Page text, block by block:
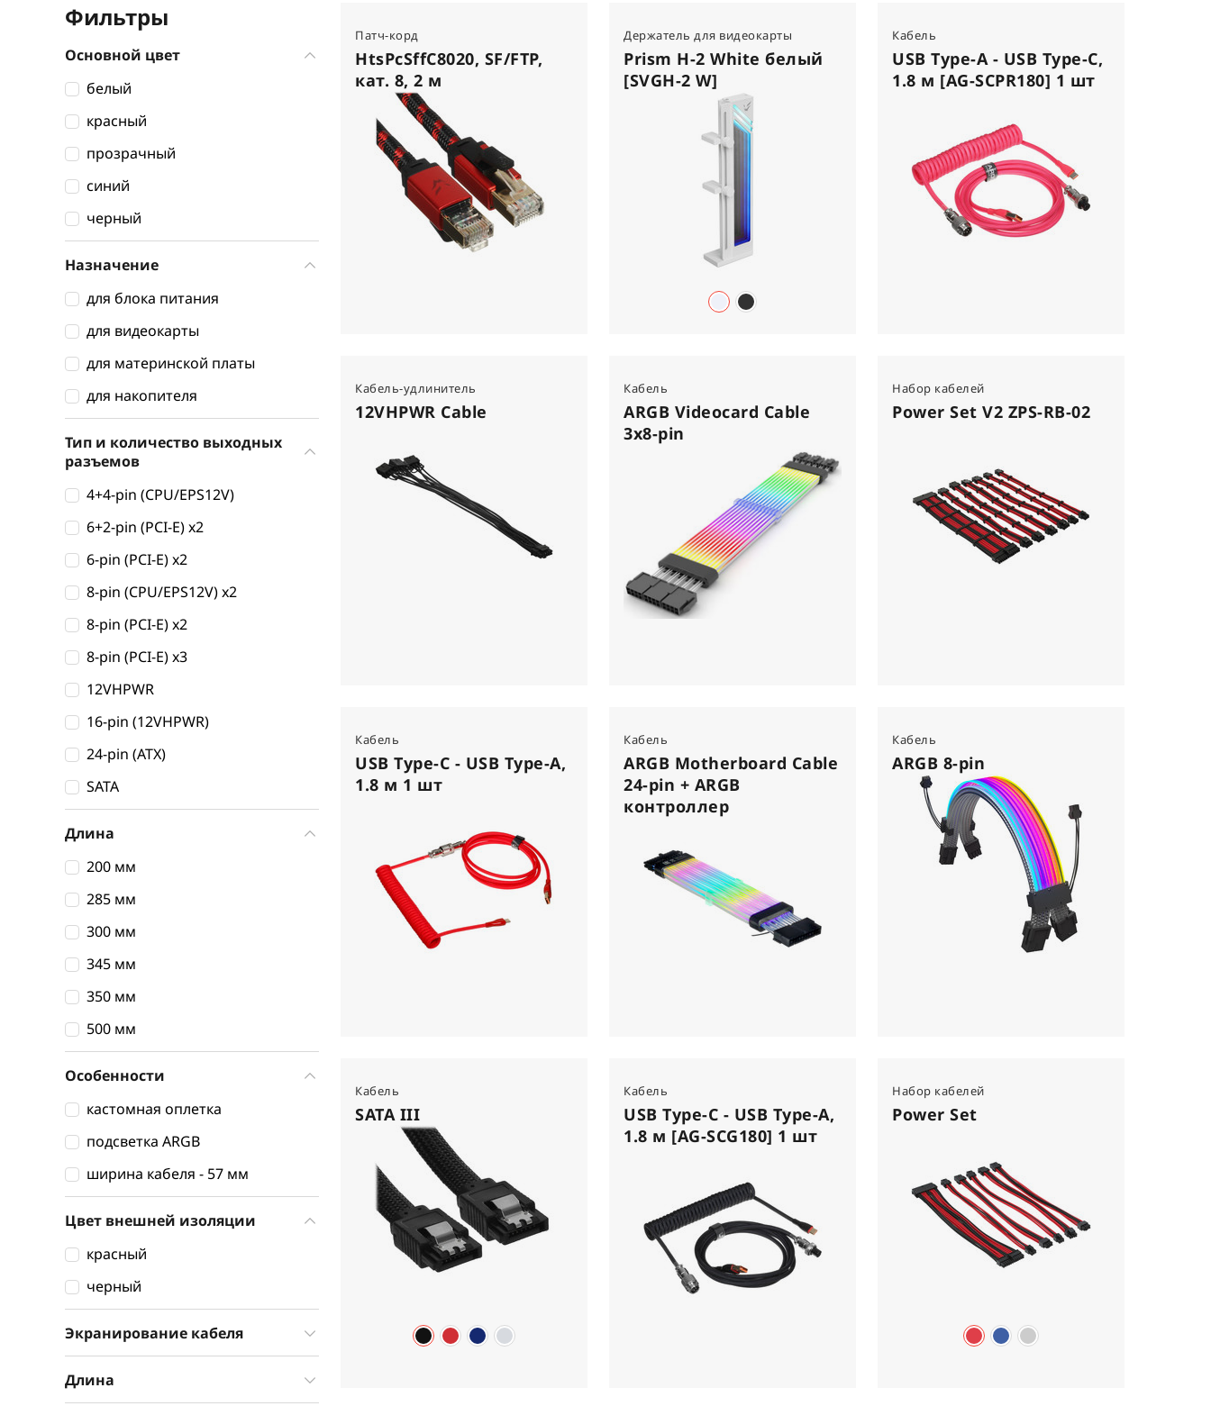
Фильтры
Основной цвет
белый
красный
прозрачный
синий
черный
Назначение
для блока питания
для видеокарты
для материнской платы
для накопителя
Тип и количество выходных
разъемов
4+4-pin (CPU/EPS12V)
6+2-pin (PCI-E) x2
6-pin (PCI-E) x2
8-pin (CPU/EPS12V) x2
8-pin (PCI-E) x2
8-pin (PCI-E) x3
12VHPWR
16-pin (12VHPWR)
24-pin (ATX)
SATA
Длина
200 мм
285 мм
300 мм
345 мм
350 мм
500 мм
Особенности
кастомная оплетка
подсветка ARGB
ширина кабеля - 57 мм
Цвет внешней изоляции
красный
черный
Экранирование кабеля
Длина
Патч-корд
HtsPcSffC8020, SF/FTP,
кат. 8, 2 м
Держатель для видеокарты
Prism H-2 White белый
[SVGH-2 W]
Кабель
USB Type-A - USB Type-C,
1.8 м [AG-SCPR180] 1 шт
Кабель-удлинитель
12VHPWR Cable
Кабель
ARGB Videocard Cable
3x8-pin
Набор кабелей
Power Set V2 ZPS-RB-02
Кабель
USB Type-C - USB Type-A,
1.8 м 1 шт
Кабель
ARGB Motherboard Cable
24-pin + ARGB
контроллер
Кабель
ARGB 8-pin
Кабель
SATA III
Кабель
USB Type-C - USB Type-A,
1.8 м [AG-SCG180] 1 шт
Набор кабелей
Power Set